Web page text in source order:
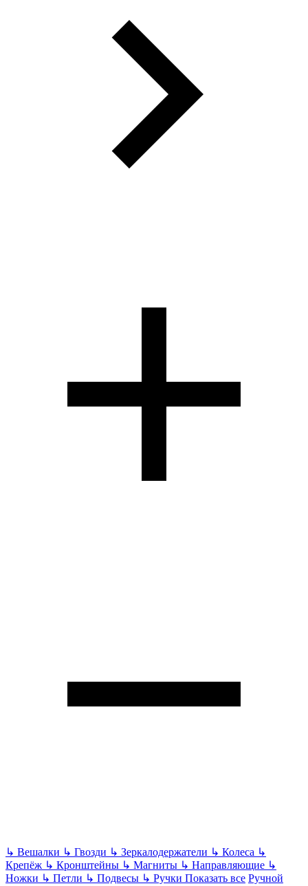
↳ Вешалки ↳ Гвозди ↳ Зеркалодержатели ↳ Колеса ↳
Крепёж ↳ Кронштейны ↳ Магниты ↳ Направляющие ↳
Ножки ↳ Петли ↳ Подвесы ↳ Ручки Показать все Ручной